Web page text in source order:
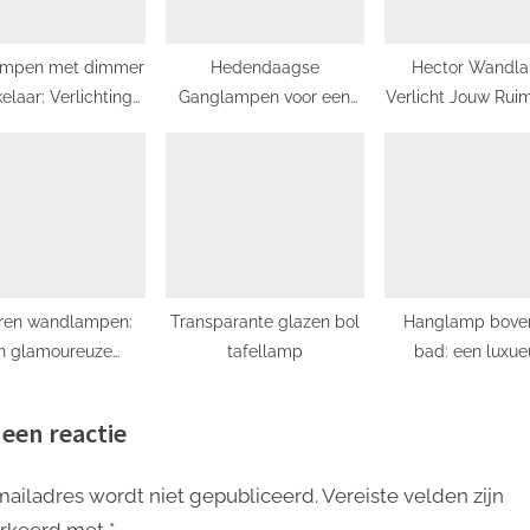
met dimmer
Verlichting
Hedendaagse
Ganglampen voor een
Hector
Verlicht Jouw
wandlampen:
glamoureuze
Transparante glazen bol
tafellamp
Hanglamp
bad: een
reactie
wordt niet gepubliceerd. Vereiste velden zijn